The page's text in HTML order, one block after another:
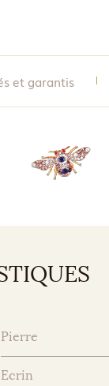
et garantis
Pierre
Ecrin